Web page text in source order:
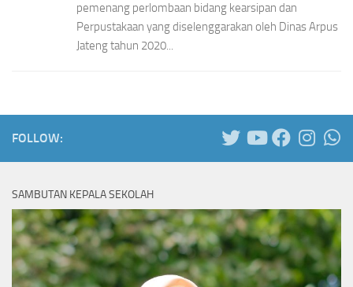
pemenang perlombaan bidang kearsipan dan
Perpustakaan yang diselenggarakan oleh Dinas Arpus
Jateng tahun 2020...
FOLLOW:
SAMBUTAN KEPALA SEKOLAH